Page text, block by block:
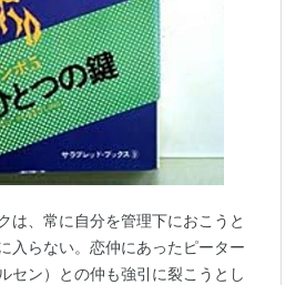
は、常に自分を管理下におこうと
入らない。恋仲にあったピーター
セン）との仲も強引に裂こうとし